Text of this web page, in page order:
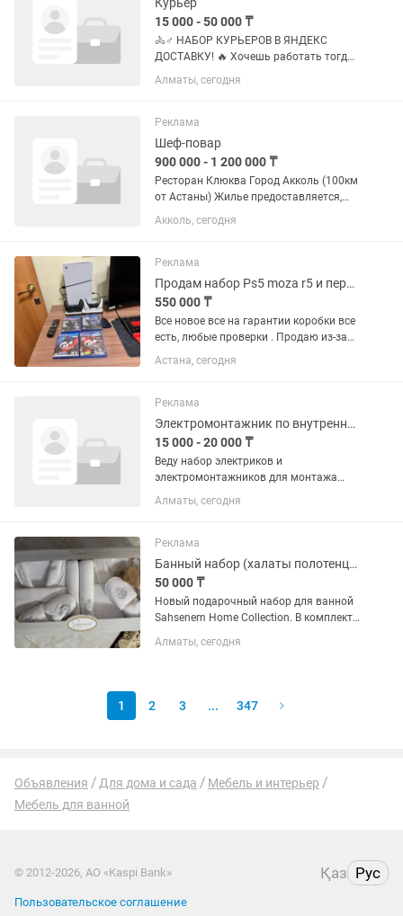
15 000 - 50 000 ₸
🚴♂️ НАБОР КУРЬЕРОВ В ЯНДЕКС
ДОСТАВКУ! 🔥 Хочешь работать тогда,
когда удобно тебе, и получать деньги
за выполненные заказы? Подключайся
Алматы, сегодня
Реклама
Шеф-повар
900 000 - 1 200 000 ₸
Ресторан Клюква Город Акколь (100км
от Астаны) Жилье предоставляется,
одноместный номер в гостинице.
Зарплата раз в неделю Оплата за
11:00 до 23:30 Кухня...
Акколь, сегодня
Реклама
Продам набор Ps5 moza r5 и переходник для руля brook Ras1ution 2
550 000 ₸
Все новое все на гарантии коробки все
есть, любые проверки . Продаю из-за
ненадобности. Разумный торг ,
убедительная просьба глупости не
предлагать. Звонить на...
Астана, сегодня
Реклама
Электромонтажник по внутренним электрическим сетям
15 000 - 20 000 ₸
Веду набор электриков и
электромонтажников для монтажа
силовых кабелей освещения, кабелей
розеточных и слаботочных групп на
Электрик 20 000 в день Если умеете
правильно...
Алматы, сегодня
Реклама
Банный набор (халаты полотенца тапочки), 8 предметов, Турция
50 000 ₸
Новый подарочный набор для ванной
Sahsenem Home Collection. В комплект
халато; • 2 полотенца 50×90 см; • 2
Алматы, сегодня
1 2 3 ... 347
Объявления Для дома и сада
Мебель и интерьер
Мебель для ванной
© 2012-2026, АО «Kaspi Bank» Қаз Рус
Пользовательское соглашение